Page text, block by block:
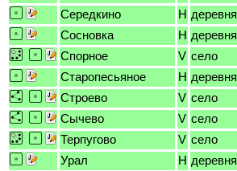
Середкино
H деревня
Сосновка
H деревня
Спорное
V село
Старопесьяное
H деревня
Строево
V село
Сычево
V село
Терпугово
V село
Урал
H деревня